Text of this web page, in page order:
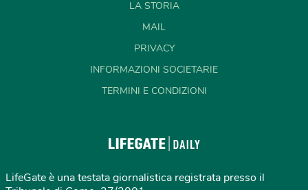
LA STORIA
MAIL
PRIVACY
INFORMAZIONI SOCIETARIE
TERMINI E CONDIZIONI
LifeGate è una testata giornalistica registrata presso il